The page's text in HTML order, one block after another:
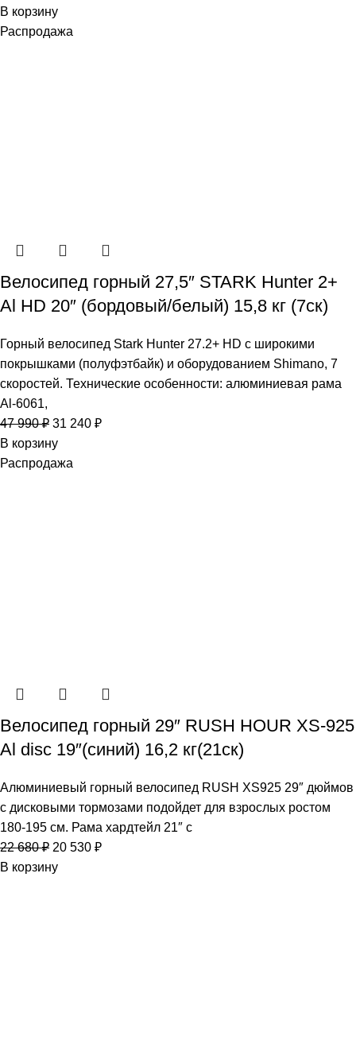
В корзину
Распродажа
Велосипед горный 27,5″ STARK Hunter 2+
Al HD 20″ (бордовый/белый) 15,8 кг (7ск)
Горный велосипед Stark Hunter 27.2+ HD с широкими
покрышками (полуфэтбайк) и оборудованием Shimano, 7
скоростей. Технические особенности: алюминиевая рама
Al-6061,
47 990₽ 31 240 ₽
В корзину
Распродажа
Велосипед горный 29″ RUSH HOUR XS-925
Al disc 19″(синий) 16,2 кг(21ск)
Алюминиевый горный велосипед RUSH XS925 29″ дюймов
с дисковыми тормозами подойдет для взрослых ростом
180-195 см. Рама хардтейл 21″ с
22 680₽ 20 530 ₽
В корзину